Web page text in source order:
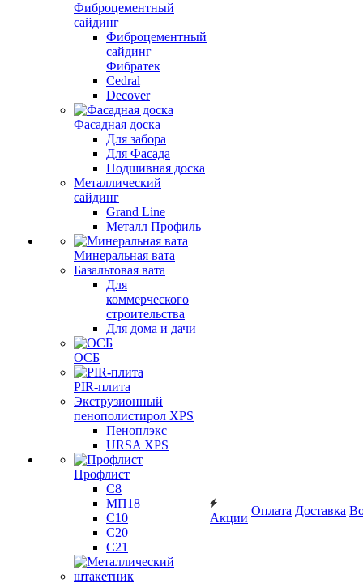
Фиброцементный
сайдинг
Фиброцементный
сайдинг
Фибратек
Cedral
Decover
Фасадная доска
Для забора
Для Фасада
Подшивная доска
Металлический
сайдинг
Grand Line
Металл Профиль
Минеральная вата
Базальтовая вата
Для
коммерческого
строительства
Для дома и дачи
ОСБ
PIR-плита
Экструзионный
пенополистирол XPS
Пеноплэкс
URSA XPS
Профлист
С8
МП18
С10
С20
С21
Акции
Оплата Доставка